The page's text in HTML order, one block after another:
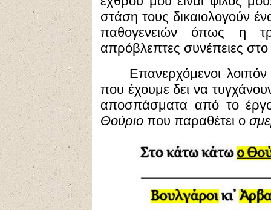
στάση τους δικαιολογούν
παθογενειών όπως η
απρόβλεπτες συνέπειες
Επανερχόμενοι
που έχουμε δει να
αποσπάσματα από το
Θούριο που παραθέτει ο